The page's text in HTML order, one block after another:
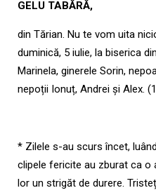
GELU TABĂRĂ,
din Tărian. Nu te vom uita
duminică, 5 iulie, la biserica
Marinela, ginerele Sorin,
nepoții Ionuț, Andrei și Alex.
* Zilele s-au scurs încet,
clipele fericite au zburat ca o
lor un strigăt de durere.